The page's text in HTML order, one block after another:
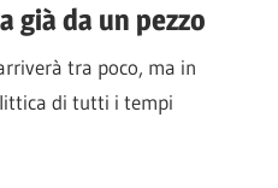
già da un pezzo
tra poco, ma in
di tutti i tempi